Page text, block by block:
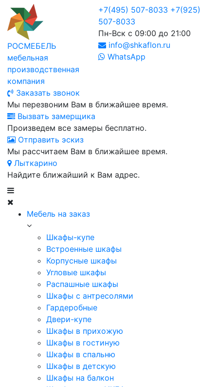
РОСМЕБЕЛЬ
мебельная
производственная
компания
+7(495) 507-8033 +7(925)
507-8033
Пн-Вск с 09:00 до 21:00
info@shkaflon.ru
WhatsApp
Заказать звонок
Мы перезвоним Вам в ближайшее время.
Вызвать замерщика
Произведем все замеры бесплатно.
Отправить эскиз
Мы рассчитаем Вам в ближайшее время.
Лыткарино
Найдите ближайший к Вам адрес.
Мебель на заказ
Шкафы-купе
Встроенные шкафы
Корпусные шкафы
Угловые шкафы
Распашные шкафы
Шкафы с антресолями
Гардеробные
Двери-купе
Шкафы в прихожую
Шкафы в гостиную
Шкафы в спальню
Шкафы в детскую
Шкафы на балкон